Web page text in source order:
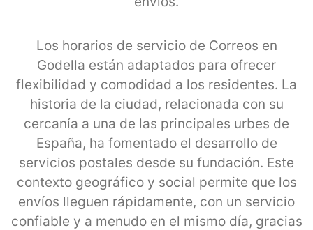
Los horarios de servicio de Correos en
Godella están adaptados para ofrecer
flexibilidad y comodidad a los residentes. La
historia de la ciudad, relacionada con su
cercanía a una de las principales urbes de
España, ha fomentado el desarrollo de
servicios postales desde su fundación. Este
contexto geográfico y social permite que los
envíos lleguen rápidamente, con un servicio
confiable y a menudo en el mismo día, gracias